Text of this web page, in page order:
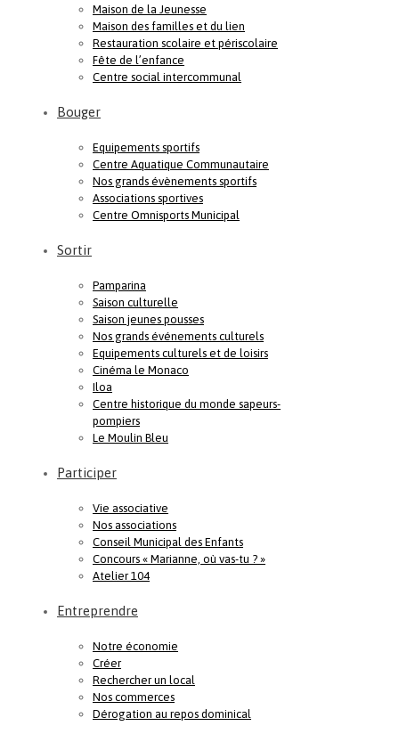
Maison de la Jeunesse
Maison des familles et du lien
Restauration scolaire et périscolaire
Fête de l’enfance
Centre social intercommunal
Bouger
Equipements sportifs
Centre Aquatique Communautaire
Nos grands évènements sportifs
Associations sportives
Centre Omnisports Municipal
Sortir
Pamparina
Saison culturelle
Saison jeunes pousses
Nos grands événements culturels
Equipements culturels et de loisirs
Cinéma le Monaco
Iloa
Centre historique du monde sapeurs-
pompiers
Le Moulin Bleu
Participer
Vie associative
Nos associations
Conseil Municipal des Enfants
Concours « Marianne, où vas-tu ? »
Atelier 104
Entreprendre
Notre économie
Créer
Rechercher un local
Nos commerces
Dérogation au repos dominical